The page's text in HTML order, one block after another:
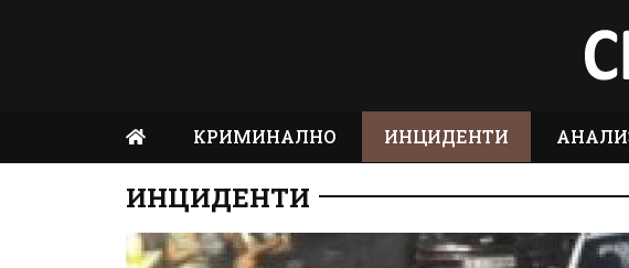
КРИМИНАЛНО ИНЦИДЕНТИ
ИНЦИДЕНТИ